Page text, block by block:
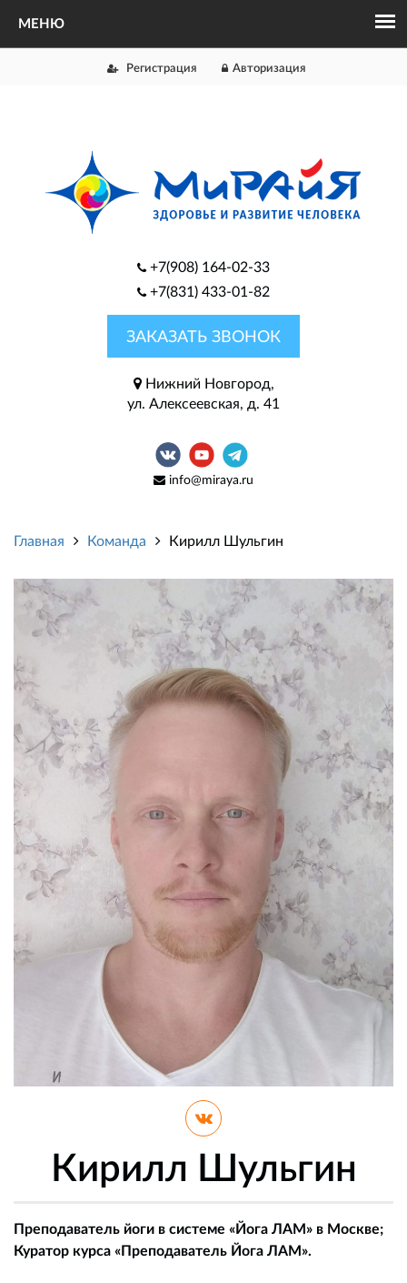
Регистрация Авторизация
+7(908) 164-02-33
+7(831) 433-01-82
ЗАКАЗАТЬ ЗВОНОК
Нижний Новгород,
ул. Алексеевская, д. 41
info@miraya.ru
Главная Команда Кирилл Шульгин
Кирилл Шульгин
Преподаватель йоги в системе «Йога ЛАМ» в Москве;
Куратор курса «Преподаватель Йога ЛАМ».